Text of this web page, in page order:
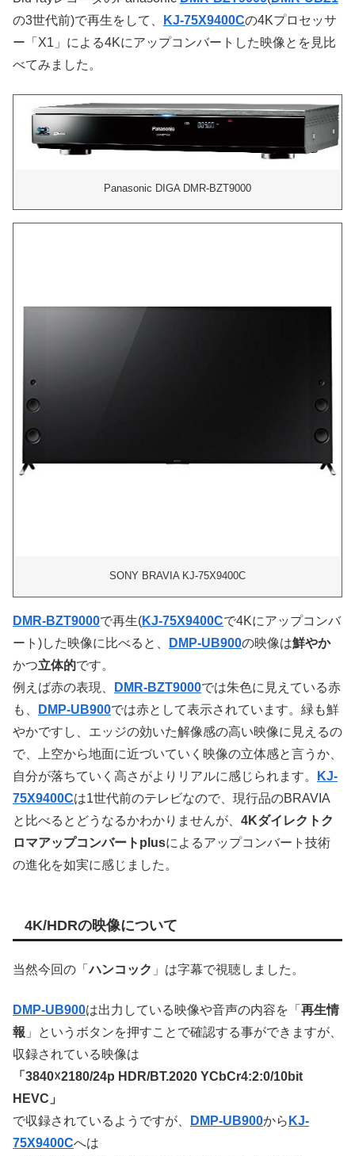
の3世代前)で再生をして、
KJ-75X9400Cの4Kプロセッサ
ー「X1」による4Kにアップコンバートした映像とを見比
べてみました。
Panasonic DIGA DMR-BZT9000
SONY BRAVIA KJ-75X9400C
DMR-BZT9000で再生(KJ-75X9400Cで4Kにアップコンバ
ート)した映像に比べると、
DMP-UB900の映像は鮮やか
かつ立体的です。
例えば赤の表現、
DMR-BZT9000では朱色に見えている赤
も、
DMP-UB900では赤として表示されています。緑も鮮
やかですし、エッジの効いた解像感の高い映像に見えるの
で、上空から地面に近づいていく映像の立体感と言うか、
自分が落ちていく高さがよりリアルに感じられます。
KJ-
75X9400Cは1世代前のテレビなので、現行品のBRAVIA
と比べるとどうなるかわかりませんが、 4Kダイレクトク
ロマアップコンバートplusによるアップコンバート技術
の進化を如実に感じました。
4K/HDRの映像について
当然今回の「ハンコック 」は字幕で視聴しました。
DMP-UB900は出力している映像や音声の内容を「 再生情
報 」というボタンを押すことで確認する事ができますが、
収録されている映像は
「3840☓2180/24p HDR/BT.2020 YCbCr4:2:0/10bit
HEVC」
で収録されているようですが、
DMP-UB900から KJ-
75X9400Cへは